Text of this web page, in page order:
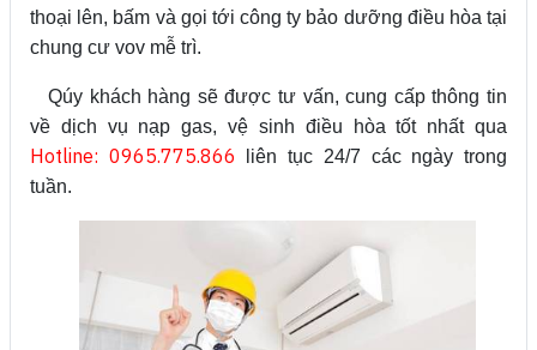
thoại lên, bấm và gọi tới công ty bảo dưỡng điều hòa tại
chung cư vov mễ trì.
Qúy khách hàng sẽ được tư vấn, cung cấp thông tin
về dịch vụ nạp gas, vệ sinh điều hòa tốt nhất qua
Hotline: 0965.775.866
liên tục 24/7 các ngày trong
tuần.